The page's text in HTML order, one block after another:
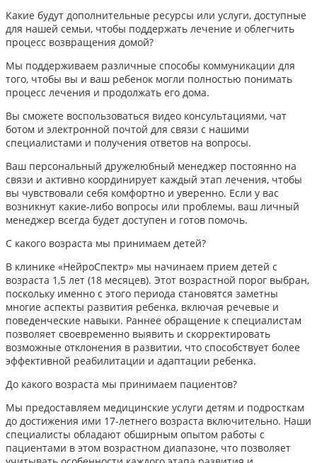
Какие будут дополнительные ресурсы или услуги, доступные
для нашей семьи, чтобы поддержать лечение и облегчить
процесс возвращения домой?
Мы поддерживаем различные способы коммуникации для
того, чтобы вы и ваш ребенок могли полностью понимать
процесс лечения и продолжать его дома.
Вы сможете воспользоваться видео консультациями, чат
ботом и электронной почтой для связи с нашими
специалистами и получения ответов на вопросы.
Ваш персональный дружелюбный менеджер постоянно на
связи и активно координирует каждый этап лечения, чтобы
вы чувствовали себя комфортно и уверенно. Если у вас
возникнут какие-либо вопросы или проблемы, ваш личный
менеджер всегда будет доступен и готов помочь.
С какого возраста мы принимаем детей?
В клинике «НейроСпектр» мы начинаем прием детей с
возраста 1,5 лет (18 месяцев). Этот возрастной порог выбран,
поскольку именно с этого периода становятся заметны
многие аспекты развития ребенка, включая речевые и
поведенческие навыки. Раннее обращение к специалистам
позволяет своевременно выявить и скорректировать
возможные отклонения в развитии, что способствует более
эффективной реабилитации и адаптации ребенка.​
До какого возраста мы принимаем пациентов?
Мы предоставляем медицинские услуги детям и подросткам
до достижения ими 17-летнего возраста включительно. Наши
специалисты обладают обширным опытом работы с
пациентами в этом возрастном диапазоне, что позволяет